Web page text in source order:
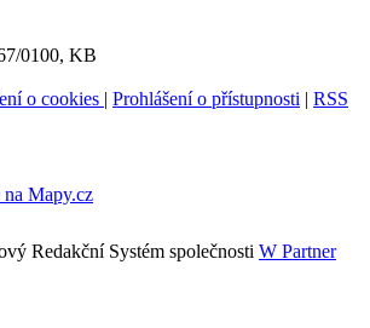
0100, KB
o cookies | Prohlášení o přístupnosti | RSS
Redakční Systém společnosti W Partner